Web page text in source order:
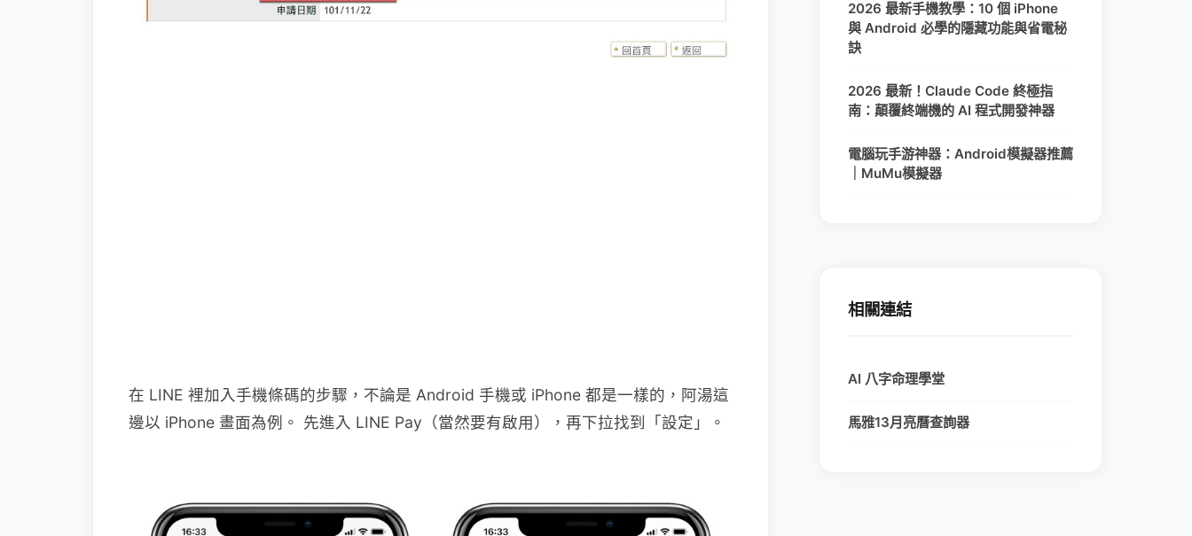
在 LINE 裡加入手機條碼的步驟，不論是 Android 手機或 iPhone 都是一樣的，阿湯這
邊以 iPhone 畫面為例。 先進入 LINE Pay（當然要有啟用），再下拉找到「設定」。
2026 最新手機教學：10 個 iPhone
與 Android 必學的隱藏功能與省電秘
訣
2026 最新！Claude Code 終極指
南：顛覆終端機的 AI 程式開發神器
電腦玩手游神器：Android模擬器推薦
｜MuMu模擬器
相關連結
AI 八字命理學堂
馬雅13月亮曆查詢器